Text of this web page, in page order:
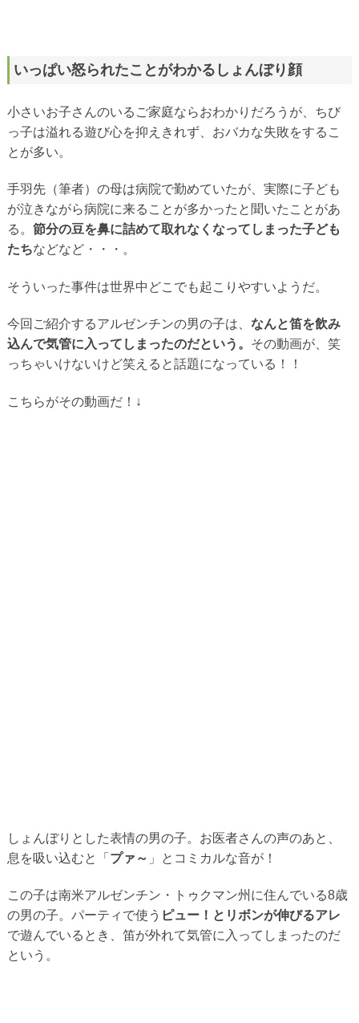
いっぱい怒られたことがわかるしょんぼり顔
小さいお子さんのいるご家庭ならおわかりだろうが、ちび
っ子は溢れる遊び心を抑えきれず、おバカな失敗をするこ
とが多い。
手羽先（筆者）の母は病院で勤めていたが、実際に子ども
が泣きながら病院に来ることが多かったと聞いたことがあ
る。 節分の豆を鼻に詰めて取れなくなってしまった子ども
たちなどなど・・・。
そういった事件は世界中どこでも起こりやすいようだ。
今回ご紹介するアルゼンチンの男の子は、 なんと笛を飲み
込んで気管に入ってしまったのだという。 その動画が、笑
っちゃいけないけど笑えると話題になっている！！
こちらがその動画だ！↓
しょんぼりとした表情の男の子。お医者さんの声のあと、
息を吸い込むと「 プァ～ 」とコミカルな音が！
この子は南米アルゼンチン・トゥクマン州に住んでいる8歳
の男の子。パーティで使う ピュー！とリボンが伸びるアレ
で遊んでいるとき、笛が外れて気管に入ってしまったのだ
という。